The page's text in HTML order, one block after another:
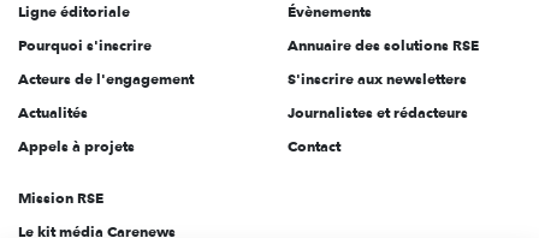
Ligne éditoriale
Pourquoi s'inscrire
Acteurs de l'engagement
Actualités
Appels à projets
Évènements
Annuaire des solutions RSE
S'inscrire aux newsletters
Journalistes et rédacteurs
Contact
Mission RSE
Le kit média Carenews